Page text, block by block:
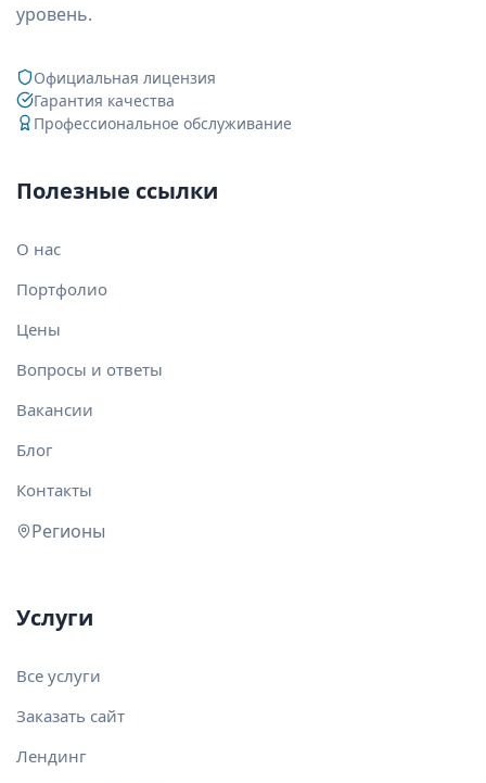
уровень.
Официальная лицензия
Гарантия качества
Профессиональное обслуживание
Полезные ссылки
О нас
Портфолио
Цены
Вопросы и ответы
Вакансии
Блог
Контакты
Регионы
Услуги
Все услуги
Заказать сайт
Лендинг